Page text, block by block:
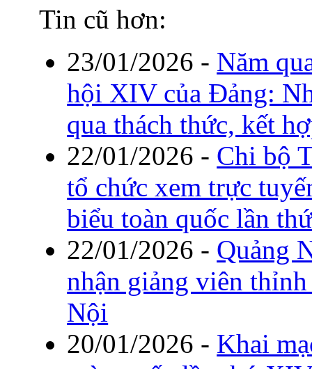
Tin cũ hơn:
23/01/2026 - Năm
hội XIV của Đảng:
qua thách thức, kết
22/01/2026 - Chi bộ
tổ chức xem trực
biểu toàn quốc lần
22/01/2026 - Quảng
nhận giảng viên
Nội
20/01/2026 - Khai